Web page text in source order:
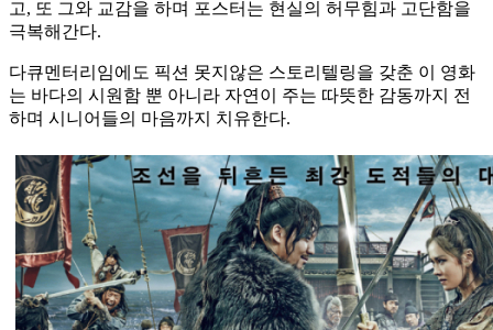
고, 또 그와 교감을 하며 포스터는 현실의 허무힘과 고단함을
극복해간다.
다큐멘터리임에도 픽션 못지않은 스토리텔링을 갖춘 이 영화
는 바다의 시원함 뿐 아니라 자연이 주는 따뜻한 감동까지 전
하며 시니어들의 마음까지 치유한다.